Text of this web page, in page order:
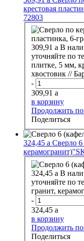
крестовая
72803
309,91 a В
уточняйте по
плитке, 5 мм,
хвостовик //
-
309,91 a
в корзину
Продолжить
Поделиться
324,45 a Сверло 6
324,45 a В
уточняйте по
гранит,
-
324,45 a
в корзину
Продолжить
Поделиться